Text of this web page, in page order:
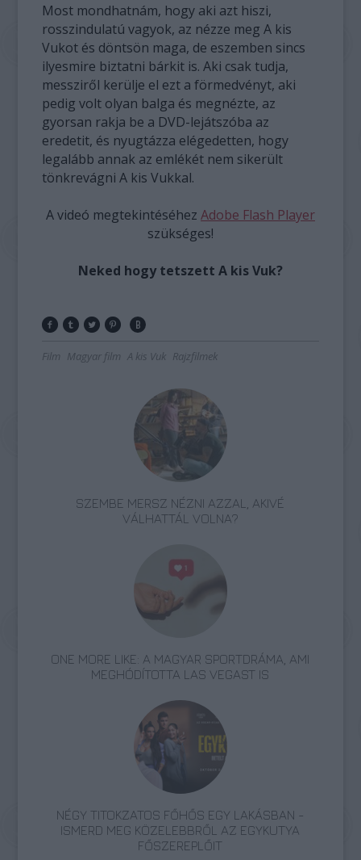
Most mondhatnám, hogy aki azt hiszi,
rosszindulatú vagyok, az nézze meg A kis
Vukot és döntsön maga, de eszemben sincs
ilyesmire biztatni bárkit is. Aki csak tudja,
messziről kerülje el ezt a förmedvényt, aki
pedig volt olyan balga és megnézte, az
gyorsan rakja be a DVD-lejátszóba az
eredetit, és nyugtázza elégedetten, hogy
legalább annak az emlékét nem sikerült
tönkrevágni A kis Vukkal.
A videó megtekintéséhez Adobe Flash Player
szükséges!
Neked hogy tetszett A kis Vuk?
Film Magyar film A kis Vuk Rajzfilmek
SZEMBE MERSZ NÉZNI AZZAL, AKIVÉ
VÁLHATTÁL VOLNA?
ONE MORE LIKE: A MAGYAR SPORTDRÁMA, AMI
MEGHÓDÍTOTTA LAS VEGAST IS
NÉGY TITOKZATOS FŐHŐS EGY LAKÁSBAN -
ISMERD MEG KÖZELEBBRŐL AZ EGYKUTYA
FŐSZEREPLŐIT